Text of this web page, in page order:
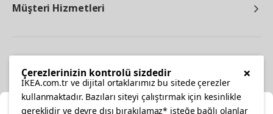
Müşteri Hizmetleri
×
Çerezlerinizin kontrolü sizdedir
IKEA.com.tr ve dijital ortaklarımız bu sitede çerezler
kullanmaktadır. Bazıları siteyi çalıştırmak için kesinlikle
gereklidir ve devre dışı bırakılamaz* isteğe bağlı olanlar